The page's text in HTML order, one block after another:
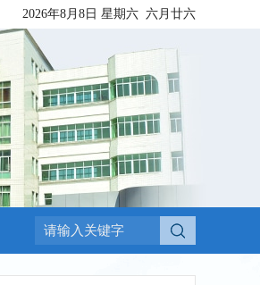
2026年8月8日 星期六 六月廿六